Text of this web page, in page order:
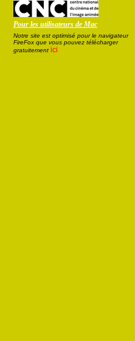
Pour les utilisateurs de Mac
Notre site est optimisé pour le navigateur
FireFox que vous pouvez télécharger
gratuitement ici